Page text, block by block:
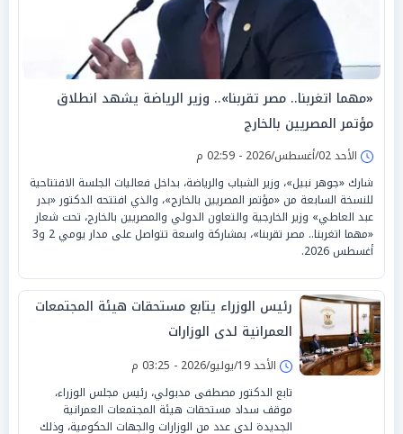
«مهما اتغربنا.. مصر تقربنا».. وزير الرياضة يشهد انطلاق
مؤتمر المصريين بالخارج
الأحد 02/أغسطس/2026 - 02:59 م
شارك «جوهر نبيل»، وزير الشباب والرياضة، بداخل فعاليات الجلسة الافتتاحية
للنسخة السابعة من «مؤتمر المصريين بالخارج»، والذي افتتحه الدكتور «بدر
عبد العاطي» وزير الخارجية والتعاون الدولي والمصريين بالخارج، تحت شعار
«مهما اتغربنا.. مصر تقربنا»، بمشاركة واسعة تتواصل على مدار يومي 2 و3
أغسطس 2026.
رئيس الوزراء يتابع مستحقات هيئة المجتمعات
العمرانية لدى الوزارات
الأحد 19/يوليو/2026 - 03:25 م
تابع الدكتور مصطفى مدبولي، رئيس مجلس الوزراء،
موقف سداد مستحقات هيئة المجتمعات العمرانية
الجديدة لدى عدد من الوزارات والجهات الحكومية، وذلك